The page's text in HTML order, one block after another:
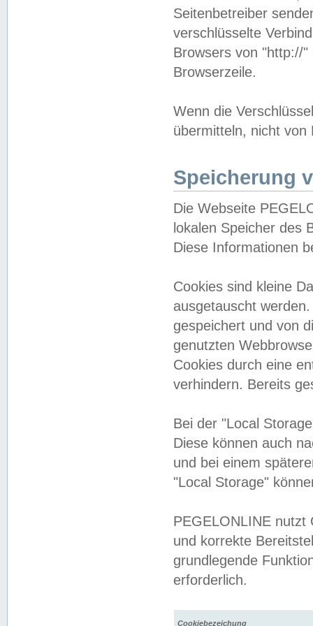
Seitenbetreiber
verschlüsselte
Browsers von "http://
Browserzeile.
Wenn die
übermitteln, nicht von
Speicherung
Die Webseite
lokalen Speicher des
Diese Informationen
Cookies sind kleine
ausgetauscht
gespeichert und von
genutzten
Cookies durch eine
verhindern. Bereits
Bei der "Local
Diese können auch
und bei einem
"Local Storage"
PEGELONLINE nutzt
und korrekte
grundlegende
erforderlich.
Cookiebezeichung